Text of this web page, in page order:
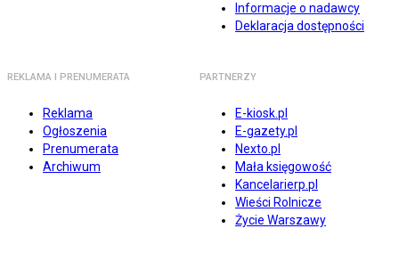
Informacje o nadawcy
Deklaracja dostępności
REKLAMA I PRENUMERATA
Reklama
Ogłoszenia
Prenumerata
Archiwum
PARTNERZY
E-kiosk.pl
E-gazety.pl
Nexto.pl
Mała księgowość
Kancelarierp.pl
Wieści Rolnicze
Życie Warszawy